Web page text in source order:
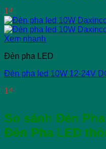
1₫
Xem nhanh
Đèn pha LED
Đèn pha led 10W 12-24V
1₫
So sánh Đèn
Đèn Pha LED